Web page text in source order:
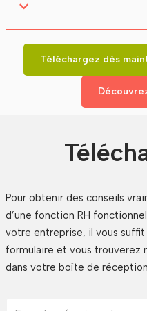
Téléchargez dès
Pour obtenir des conseils
d’une fonction RH
votre entreprise, il vous suffit
formulaire et vous trouverez
dans votre boîte de réception.